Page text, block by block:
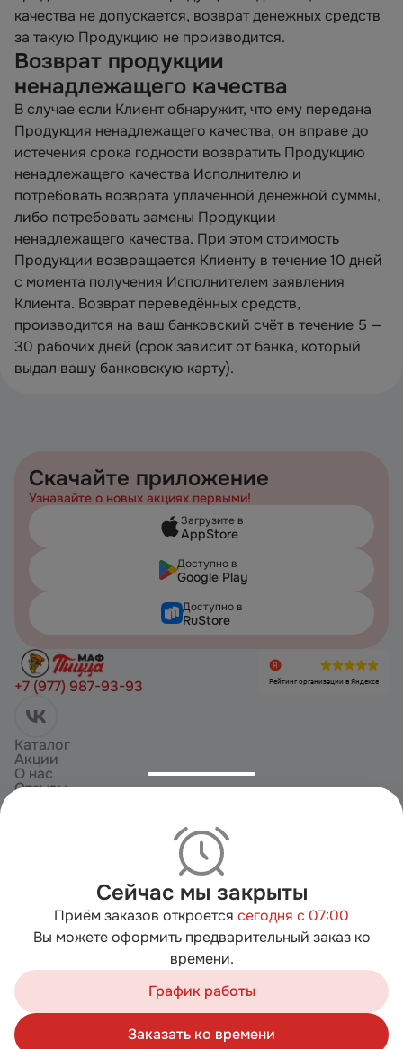
Мы используем cookies для быстрой работы сайта. Для
Продолжая пользоваться сайтом, вы принимаете
Хорошо
Сейчас мы закрыты
Приём заказов откроется сегодня с 07:00
Вы можете оформить предварительный заказ ко
времени.
График работы
Заказать ко времени
качества не допускается, возврат денежных средств
за такую Продукцию не производится.
Возврат продукции
ненадлежащего качества
В случае если Клиент обнаружит, что ему передана
Продукция ненадлежащего качества, он вправе до
истечения срока годности возвратить Продукцию
ненадлежащего качества Исполнителю и
потребовать возврата уплаченной денежной суммы,
либо потребовать замены Продукции
ненадлежащего качества. При этом стоимость
Продукции возвращается Клиенту в течение 10 дней
с момента получения Исполнителем заявления
Клиента. Возврат переведённых средств,
производится на ваш банковский счёт в течение 5 —
30 рабочих дней (срок зависит от банка, который
выдал вашу банковскую карту).
Скачайте приложение
Узнавайте о новых акциях первыми!
Загрузите в
AppStore
Доступно в
Google Play
Доступно в
RuStore
+7 (977) 987-93-93 Рейтинг организации в Яндексе
Каталог
Акции
О нас
Отзывы
». Все права защищены
Политика конфиденциальности
Пользовательское соглашение
Публичная оферта
Согласие на обработку
Работает на технологии